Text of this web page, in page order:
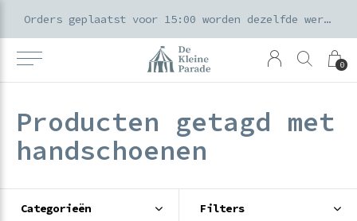
0
Orders geplaatst voor 15:00 worden dezelfde werkdag verzonden
Producten getagd met
handschoenen
Categorieën Filters